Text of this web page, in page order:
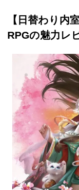
【日替わり内
RPGの魅力レ